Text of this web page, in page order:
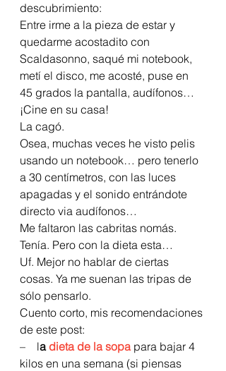
descubrimiento:
Entre irme a la pieza de estar y
quedarme acostadito con
Scaldasonno, saqué mi notebook,
metí el disco, me acosté, puse en
45 grados la pantalla, audífonos…
¡Cine en su casa!
La cagó.
Osea, muchas veces he visto pelis
usando un notebook… pero tenerlo
a 30 centímetros, con las luces
apagadas y el sonido entrándote
directo via audífonos…
Me faltaron las cabritas nomás.
Tenía. Pero con la dieta esta…
Uf. Mejor no hablar de ciertas
cosas. Ya me suenan las tripas de
sólo pensarlo.
Cuento corto, mis recomendaciones
de este post:
–    la dieta de la sopa para bajar 4
kilos en una semana (si piensas